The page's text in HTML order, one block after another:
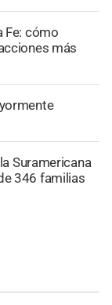
Fe: cómo
más
Suramericana
346 familias